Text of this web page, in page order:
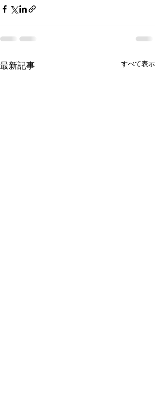
最新記事 すべて表示